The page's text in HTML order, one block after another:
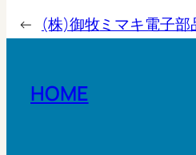
← (株)御牧ミマキ電子部
HOME